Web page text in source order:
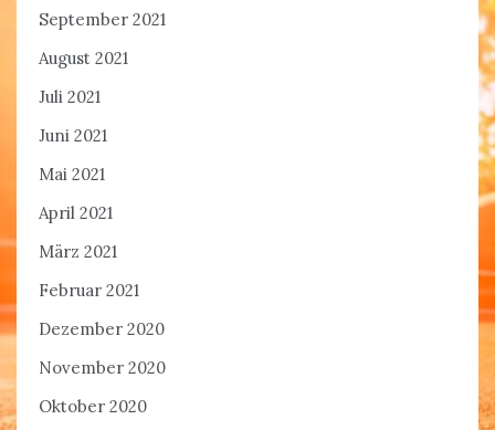
September 2021
August 2021
Juli 2021
Juni 2021
Mai 2021
April 2021
März 2021
Februar 2021
Dezember 2020
November 2020
Oktober 2020